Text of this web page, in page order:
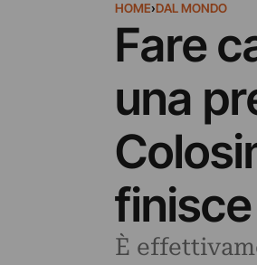
HOME›DAL MONDO
Fare
una
È